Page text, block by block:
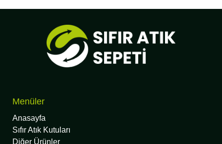
Menüler
Anasayfa
Sıfır Atık Kutuları
Diğer Ürünler